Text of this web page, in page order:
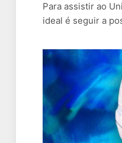
Para assistir ao
ideal é seguir a